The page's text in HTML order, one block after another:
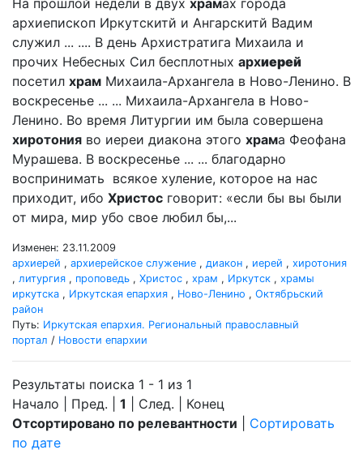
На прошлой недели в двух храмах города
архиепископ Иркутскитй и Ангарскитй Вадим
служил ... .... В день Архистратига Михаила и
прочих Небесных Сил бесплотных архиерей
посетил храм Михаила-Архангела в Ново-Ленино. В
воскресенье ... ... Михаила-Архангела в Ново-
Ленино. Во время Литургии им была совершена
хиротония во иереи диакона этого храма Феофана
Мурашева. В воскресенье ... ... благодарно
воспринимать всякое хуление, которое на нас
приходит, ибо Христос говорит: «если бы вы были
от мира, мир убо свое любил бы,...
Изменен: 23.11.2009
архиерей , архиерейское служение , диакон , иерей , хиротония
, литургия , проповедь , Христос , храм , Иркутск , храмы
иркутска , Иркутская епархия , Ново-Ленино , Октябрьский
район
Путь: Иркутская епархия. Региональный православный
портал / Новости епархии
Результаты поиска 1 - 1 из 1
Начало | Пред. | 1 | След. | Конец
Отсортировано по релевантности
Сортировать
по дате